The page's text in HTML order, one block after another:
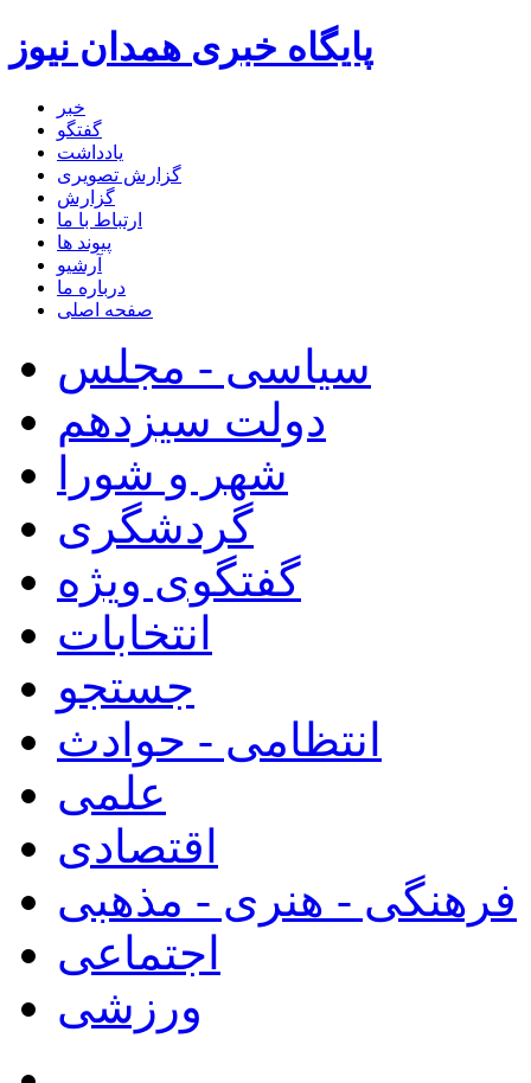
پایگاه خبری همدان نیوز
خبر
گفتگو
یادداشت
گزارش تصویری
گزارش
ارتباط با ما
پیوند ها
آرشیو
درباره ما
صفحه اصلی
سیاسی - مجلس
دولت سیزدهم
شهر و شورا
گردشگری
گفتگوی ویژه
انتخابات
جستجو
انتظامی - حوادث
علمی
اقتصادی
فرهنگی - هنری - مذهبی
اجتماعی
ورزشی